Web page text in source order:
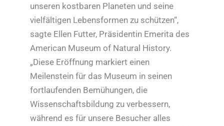
unseren kostbaren Planeten und seine
vielfältigen Lebensformen zu schützen“,
sagte Ellen Futter, Präsidentin Emerita des
American Museum of Natural History.
„Diese Eröffnung markiert einen
Meilenstein für das Museum in seinen
fortlaufenden Bemühungen, die
Wissenschaftsbildung zu verbessern,
während es für unsere Besucher alles